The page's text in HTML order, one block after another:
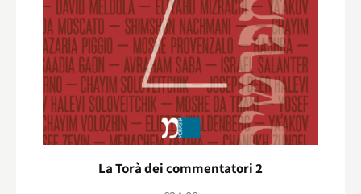
La Torà dei commentatori 2